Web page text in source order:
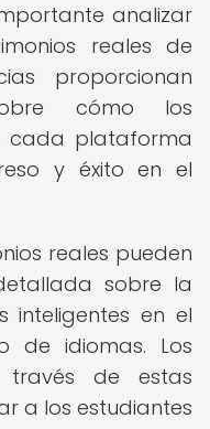
analizar
reales de
proporcionan
cómo los
cada plataforma
y éxito en el
reales pueden
sobre la
inteligentes en el
de idiomas. Los
través de estas
a los estudiantes